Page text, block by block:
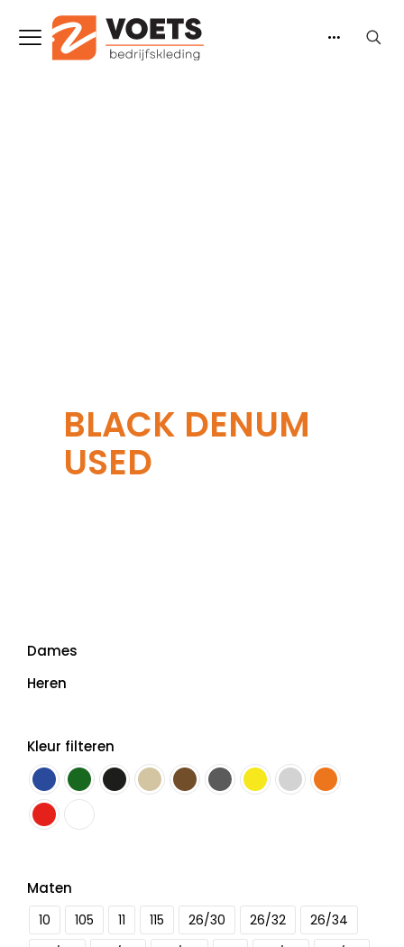
BLACK DENUM
USED
Dames
Heren
Kleur filteren
Maten
10 105 11 115 26/30 26/32
26/34